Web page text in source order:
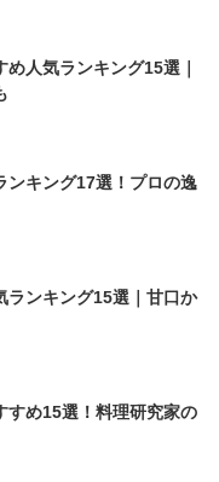
人気ランキング15選｜
ンキング17選！プロの逸
ランキング15選｜甘口か
すめ15選！料理研究家の